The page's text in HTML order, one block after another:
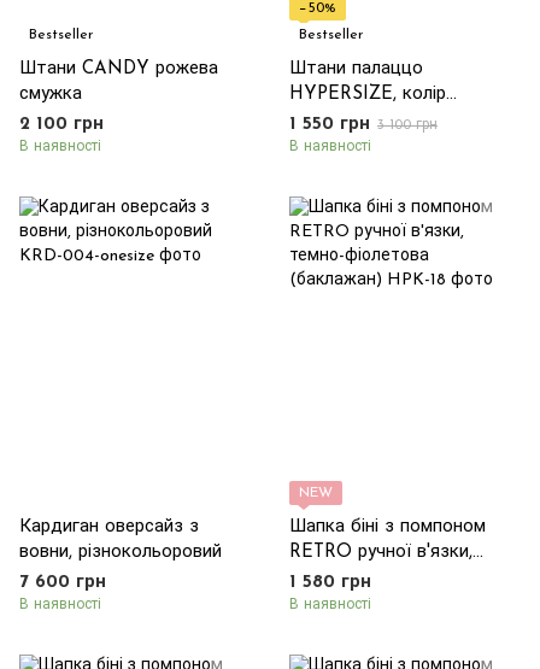
Bestseller
Штани CANDY рожева
смужка
2 100 грн
В наявності
−50%
Bestseller
Штани палаццо
HYPERSIZE, колір
помаранчевий
1 550 грн 3 100 грн
В наявності
Кардиган оверсайз з
вовни, різнокольоровий
7 600 грн
В наявності
NEW
Шапка біні з помпоном
RETRO ручної в'язки,
темно-фіолетова
(баклажан)
1 580 грн
В наявності